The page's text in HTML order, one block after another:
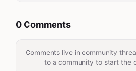
0 Comments
Comments live in community
to a community to start the